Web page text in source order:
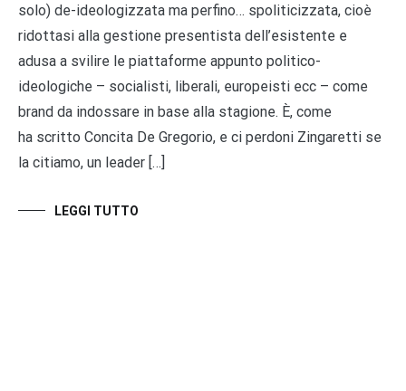
solo) de-ideologizzata ma perfino… spoliticizzata, cioè
ridottasi alla gestione presentista dell’esistente e
adusa a svilire le piattaforme appunto politico-
ideologiche – socialisti, liberali, europeisti ecc – come
brand da indossare in base alla stagione. È, come
ha scritto Concita De Gregorio, e ci perdoni Zingaretti se
la citiamo, un leader […]
LEGGI TUTTO